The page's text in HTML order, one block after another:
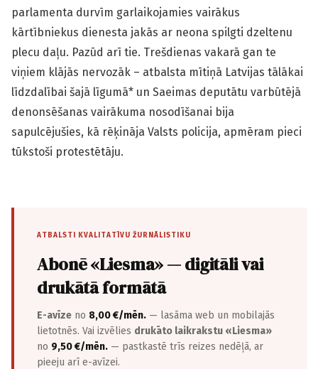
parlamenta durvīm garlaikojamies vairākus
kārtībniekus dienesta jakās ar neona spilgti dzeltenu
plecu daļu. Pazūd arī tie. Trešdienas vakarā gan te
viņiem klājās nervozāk – atbalsta mītiņā Latvijas tālākai
līdzdalībai šajā līgumā* un Saeimas deputātu varbūtējā
denonsēšanas vairākuma nosodīšanai bija
sapulcējušies, kā rēķināja Valsts policija, apmēram pieci
tūkstoši protestētāju.
ATBALSTI KVALITATĪVU ŽURNĀLISTIKU
Abonē «Liesma» — digitāli vai
drukātā formātā
E-avīze no 8,00 €/mēn. — lasāma web un mobilajās
lietotnēs. Vai izvēlies drukāto laikrakstu «Liesma»
no 9,50 €/mēn. — pastkastē trīs reizes nedēļā, ar
pieeju arī e-avīzei.